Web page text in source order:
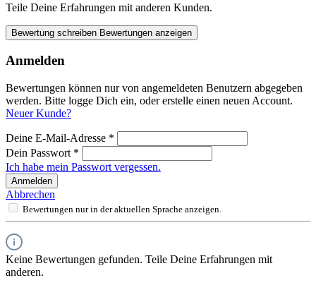
Teile Deine Erfahrungen mit anderen Kunden.
Bewertung schreiben Bewertungen anzeigen
Anmelden
Bewertungen können nur von angemeldeten Benutzern abgegeben
werden. Bitte logge Dich ein, oder erstelle einen neuen Account.
Neuer Kunde?
Deine E-Mail-Adresse *
Dein Passwort *
Ich habe mein Passwort vergessen.
Anmelden
Abbrechen
Bewertungen nur in der aktuellen Sprache anzeigen.
Keine Bewertungen gefunden. Teile Deine Erfahrungen mit
anderen.